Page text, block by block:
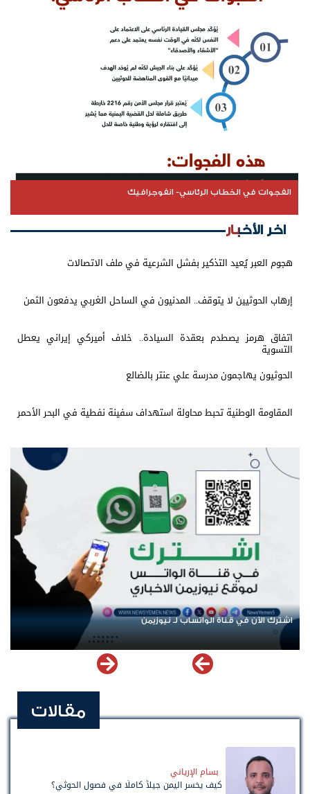
الفجوات في الخطاب الرئاسي- انفوجرافيك
اخر الأخبار
هجوم العبر يُعيد التذكير بفشل الشرعية في ملف الاتصالات
إرهاب الحوثيين لا يتوقف.. المدنيون في الساحل الغربي يدفعون الثمن
اتفاق هرمز يصطدم بعقدة السيادة.. خلاف أميركي إيراني يعطل
التسوية
الحوثيون يهاجمون مدرسة علي عنتر بالضالع
المقاومة الوطنية تحبط محاولة استهداف سفينة نفطية في البحر الأحمر
اشترك الآن في قناة الواتساب لـ نيوزيمن
مقالات
بسام الإرياني
كيف يخسر اليمن جيلاً كاملًا في فصول الحوثي؟